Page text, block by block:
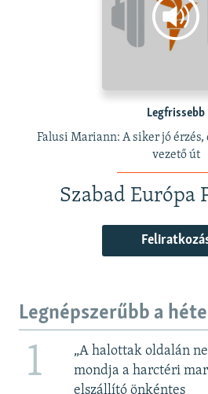
Legfrissebb
Falusi Mariann: A siker jó érzés,
vezető út
Szabad Európa
Legnépszerűbb a
1
„A halottak oldalán
mondja a harctéri
elszállító önkéntes